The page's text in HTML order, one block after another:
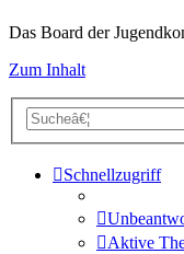
Das Board der
Zum Inhalt
Schnellzugriff
Aktive